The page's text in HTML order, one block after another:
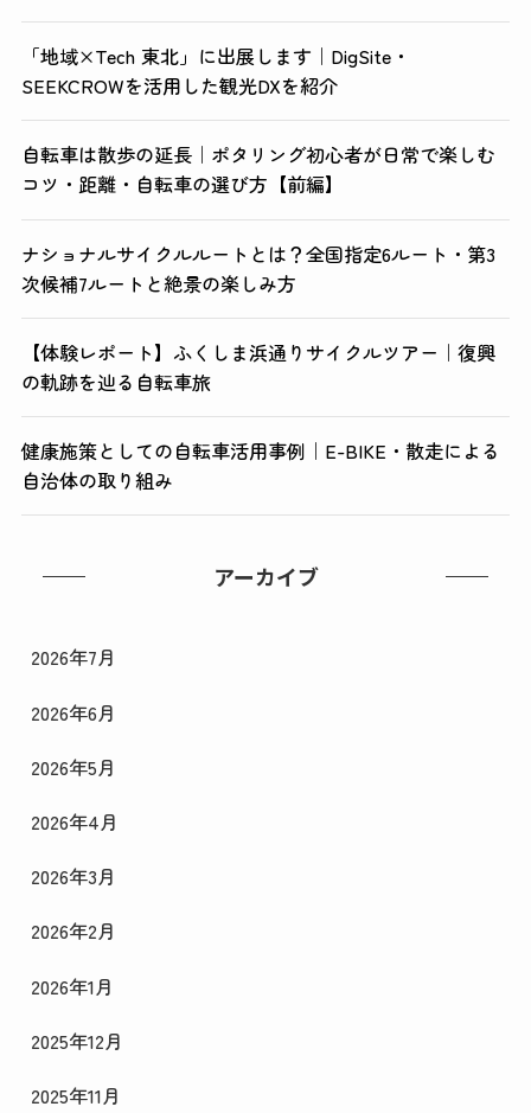
「地域×Tech 東北」に出展します｜DigSite・
SEEKCROWを活用した観光DXを紹介
自転車は散歩の延長｜ポタリング初心者が日常で楽しむ
コツ・距離・自転車の選び方【前編】
ナショナルサイクルルートとは？全国指定6ルート・第3
次候補7ルートと絶景の楽しみ方
【体験レポート】ふくしま浜通りサイクルツアー｜復興
の軌跡を辿る自転車旅
健康施策としての自転車活用事例｜E-BIKE・散走による
自治体の取り組み
アーカイブ
2026年7月
2026年6月
2026年5月
2026年4月
2026年3月
2026年2月
2026年1月
2025年12月
2025年11月